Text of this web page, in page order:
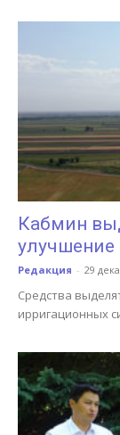
Кабмин
улучшение
Редакция - 29
Средства
ирригационных